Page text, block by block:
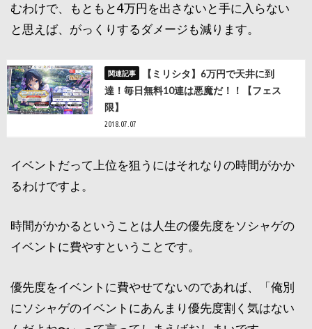
むわけで、もともと4万円を出さないと手に入らない
と思えば、がっくりするダメージも減ります。
【ミリシタ】6万円で天井に到
達！毎日無料10連は悪魔だ！！【フェス
限】
2018.07.07
イベントだって上位を狙うにはそれなりの時間がかか
るわけですよ。
時間がかかるということは人生の優先度をソシャゲの
イベントに費やすということです。
優先度をイベントに費やせてないのであれば、「俺別
にソシャゲのイベントにあんまり優先度割く気はない